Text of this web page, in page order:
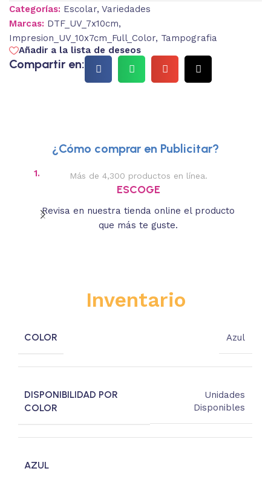
Categorías: Escolar, Variedades
Marcas: DTF_UV_7x10cm,
Impresion_UV_10x7cm_Full_Color, Tampografia
Añadir a la lista de deseos
Compartir en:
¿Cómo comprar en Publicitar?
1. Más de 4,300 productos en línea.
ESCOGE
Revisa en nuestra tienda online el producto
que más te guste.
Inventario
COLOR Azul
DISPONIBILIDAD POR
COLOR
Unidades
Disponibles
AZUL